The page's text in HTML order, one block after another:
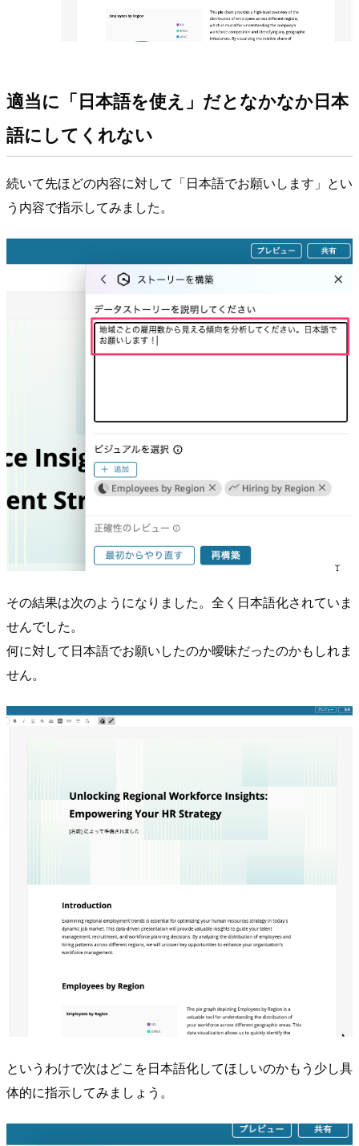
適当に「日本語を使え」だとなかなか日本
語にしてくれない
続いて先ほどの内容に対して「日本語でお願いします」とい
う内容で指示してみました。
その結果は次のようになりました。全く日本語化されていま
せんでした。
何に対して日本語でお願いしたのか曖昧だったのかもしれま
せん。
というわけで次はどこを日本語化してほしいのかもう少し具
体的に指示してみましょう。